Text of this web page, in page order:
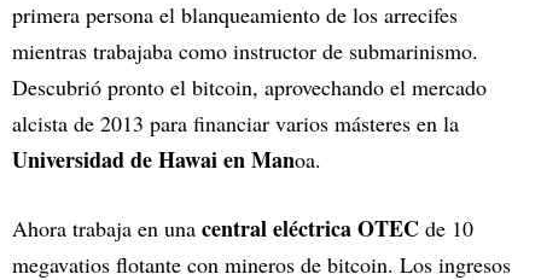
primera persona el blanqueamiento de los arrecifes
mientras trabajaba como instructor de submarinismo.
Descubrió pronto el bitcoin, aprovechando el mercado
alcista de 2013 para financiar varios másteres en la
Universidad de Hawai en Manoa.
Ahora trabaja en una central eléctrica OTEC de 10
megavatios flotante con mineros de bitcoin. Los ingresos